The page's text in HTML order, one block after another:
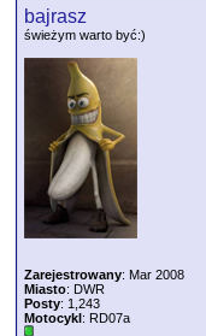
bajrasz
świeżym warto być:)
Zarejestrowany: Mar 2008
Miasto: DWR
Posty: 1,243
Motocykl: RD07a